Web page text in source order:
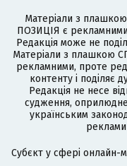
Матеріали з
ПОЗИЦІЯ є рекламними
Редакція може не
Матеріали з плашкою
рекламними, проте
контенту і поділяє
Редакція не несе
судження,
українським
Cубєкт у сфері онлайн-